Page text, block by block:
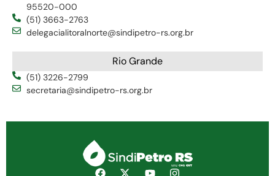
95520-000
(51) 3663-2763
delegacialitoralnorte@sindipetro-rs.org.br
Rio Grande
(51) 3226-2799
secretaria@sindipetro-rs.org.br